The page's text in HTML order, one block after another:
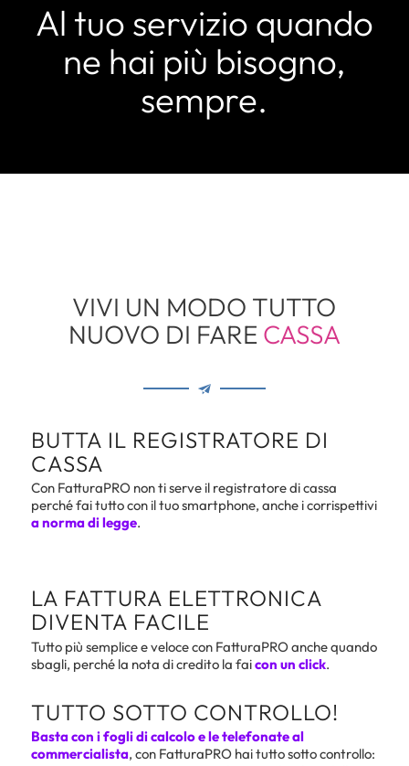
Al tuo servizio quando
ne hai più bisogno,
sempre.
VIVI UN MODO TUTTO
NUOVO DI FARE CASSA
BUTTA IL REGISTRATORE DI
CASSA
Con FatturaPRO non ti serve il registratore di cassa
perché fai tutto con il tuo smartphone, anche i corrispettivi
a norma di legge.
LA FATTURA ELETTRONICA
DIVENTA FACILE
Tutto più semplice e veloce con FatturaPRO anche quando
sbagli, perché la nota di credito la faicon un click.
TUTTO SOTTO CONTROLLO!
Basta con i fogli di calcolo e le telefonate al
commercialista, con FatturaPRO hai tutto sotto controllo: